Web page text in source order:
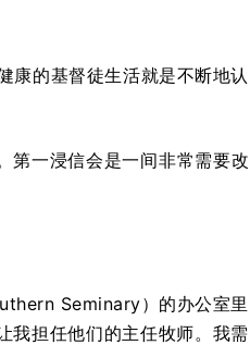
康的基督徒生活就是不断地认
第一浸信会是一间非常需要改
Seminary）的办公室里
我担任他们的主任牧师。我需